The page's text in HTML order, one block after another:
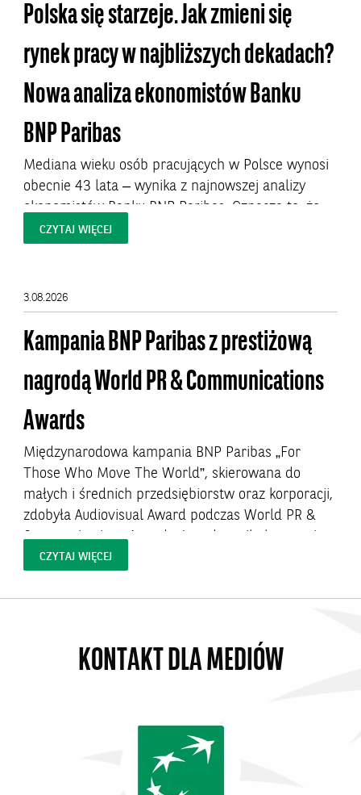
odbędą...
Polska się starzeje. Jak zmieni się
rynek pracy w najbliższych dekadach?
Nowa analiza ekonomistów Banku
BNP Paribas
Mediana wieku osób pracujących w Polsce wynosi
obecnie 43 lata – wynika z najnowszej analizy
ekonomistów Banku BNP Paribas. Oznacza to, że
połowa aktywnych zawodowo Polaków ma więcej
medycznych – proces starzenia się kadr jest
jednak znacznie bardziej zaawansowany i już dziś
rodzi pytania o...
CZYTAJ WIĘCEJ
3.08.2026
Kampania BNP Paribas z prestiżową
nagrodą World PR & Communications
Awards
Międzynarodowa kampania BNP Paribas „For
Those Who Move The World”, skierowana do
małych i średnich przedsiębiorstw oraz korporacji,
zdobyła Audiovisual Award podczas World PR &
Communications Awards. Jury doceniło kampanię
za autentyczne opowiedzenie historii europejskich
materiałów, które pokazują realną współpracę z
CZYTAJ WIĘCEJ
KONTAKT DLA MEDIÓW